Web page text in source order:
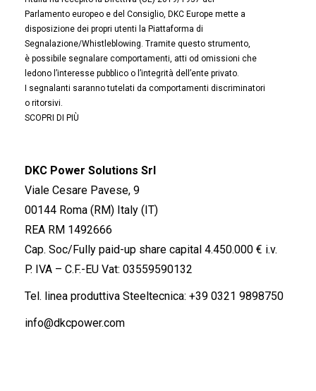
Parlamento europeo e del Consiglio, DKC Europe mette a
disposizione dei propri utenti la Piattaforma di
Segnalazione/Whistleblowing. Tramite questo strumento,
è possibile segnalare comportamenti, atti od omissioni che
ledono l’interesse pubblico o l’integrità dell’ente privato.
I segnalanti saranno tutelati da comportamenti discriminatori
o ritorsivi.
SCOPRI DI PIÙ
DKC Power Solutions Srl
Viale Cesare Pavese, 9
00144 Roma (RM) Italy (IT)
REA RM 1492666
Cap. Soc/Fully paid-up share capital 4.450.000 € i.v.
P. IVA – C.F.-EU Vat: 03559590132
Tel. linea produttiva Steeltecnica: +39 0321 9898750
info@dkcpower.com